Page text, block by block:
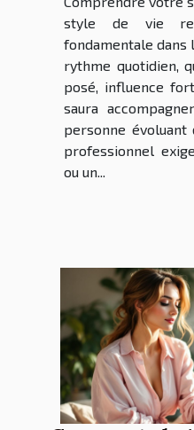
style de vie
fondamentale dans
rythme quotidien,
posé, influence
saura
personne évoluant
professionnel
ou un...